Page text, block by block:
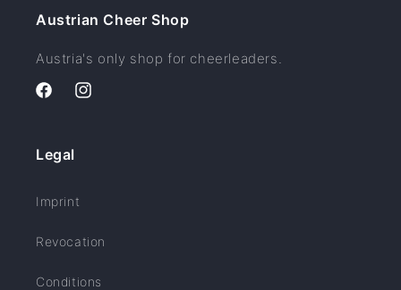
Austrian Cheer Shop
Austria's only shop for cheerleaders.
FacebookInstagram
Legal
Imprint
Revocation
Conditions